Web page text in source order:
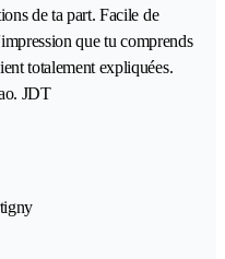
de ta part. Facile de
que tu comprends
totalement expliquées.
JDT